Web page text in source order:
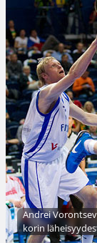
Andrei
korin